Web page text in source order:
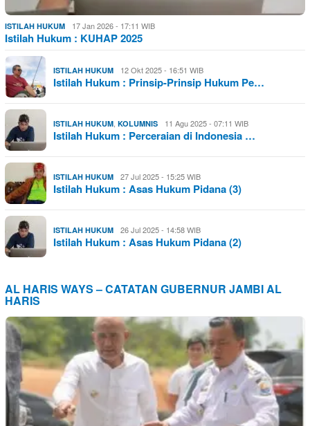
ISTILAH HUKUM 17 Jan 2026 - 17:11 WIB
Istilah Hukum : KUHAP 2025
ISTILAH HUKUM 12 Okt 2025 - 16:51 WIB
Istilah Hukum : Prinsip-Prinsip Hukum Pe…
ISTILAH HUKUM, KOLUMNIS 11 Agu 2025 - 07:11 WIB
Istilah Hukum : Perceraian di Indonesia …
ISTILAH HUKUM 27 Jul 2025 - 15:25 WIB
Istilah Hukum : Asas Hukum Pidana (3)
ISTILAH HUKUM 26 Jul 2025 - 14:58 WIB
Istilah Hukum : Asas Hukum Pidana (2)
AL HARIS WAYS – CATATAN GUBERNUR JAMBI AL
HARIS